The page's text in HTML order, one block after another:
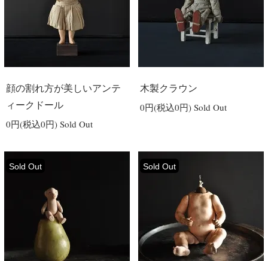
顔の割れ方が美しいアンテ
ィークドール
0円(税込0円) Sold Out
木製クラウン
0円(税込0円) Sold Out
Sold Out Sold Out